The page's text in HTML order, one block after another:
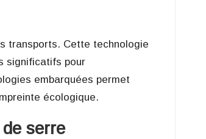
transports. Cette technologie
significatifs pour
embarquées permet
écologique.
serre